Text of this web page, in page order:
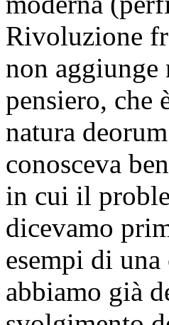
Rivoluzione
non aggiunge
pensiero, che
natura
conosceva
in cui il
dicevamo
esempi di
abbiamo già